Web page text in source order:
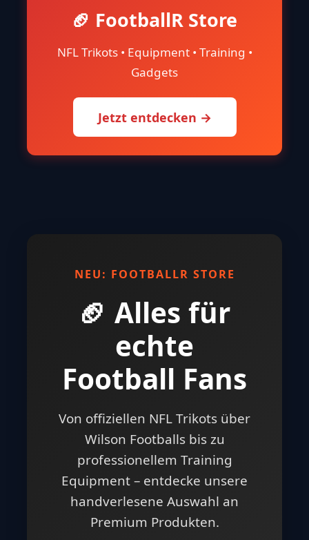
🏈 FootballR Store
NFL Trikots • Equipment • Training •
Gadgets
Jetzt entdecken →
NEU: FOOTBALLR STORE
🏈 Alles für
echte
Football Fans
Von offiziellen NFL Trikots über
Wilson Footballs bis zu
professionellem Training
Equipment – entdecke unsere
handverlesene Auswahl an
Premium Produkten.